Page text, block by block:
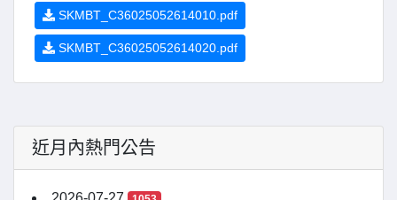
SKMBT_C36025052614010.pdf
SKMBT_C36025052614020.pdf
近月內熱門公告